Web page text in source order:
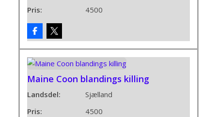
Pris:
4500
Maine Coon blandings killing
Landsdel:
Sjælland
Pris:
4500